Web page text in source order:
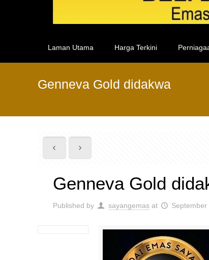
Laman Utama Harga Terkini
Genneva Gold didakwa
Genneva Gold
Published by sayangemas at September